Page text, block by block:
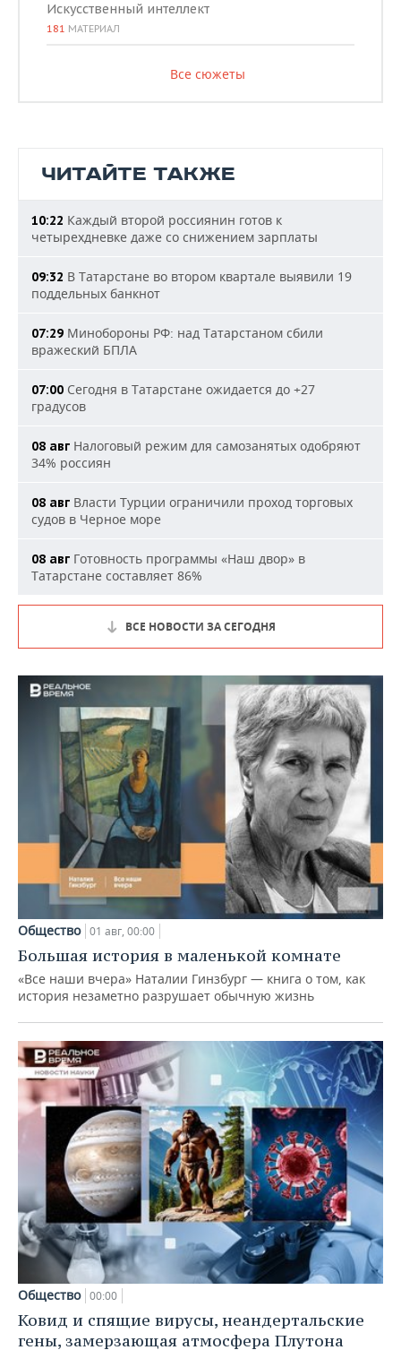
Искусственный интеллект
181 МАТЕРИАЛ
Все сюжеты
ЧИТАЙТЕ ТАКЖЕ
10:22 Каждый второй россиянин готов к
четырехдневке даже со снижением зарплаты
09:32 В Татарстане во втором квартале выявили 19
поддельных банкнот
07:29 Минобороны РФ: над Татарстаном сбили
вражеский БПЛА
07:00 Сегодня в Татарстане ожидается до +27
градусов
08 авг Налоговый режим для самозанятых одобряют
34% россиян
08 авг Власти Турции ограничили проход торговых
судов в Черное море
08 авг Готовность программы «Наш двор» в
Татарстане составляет 86%
ВСЕ НОВОСТИ ЗА СЕГОДНЯ
Общество 01 авг, 00:00
Большая история в маленькой комнате
«Все наши вчера» Наталии Гинзбург — книга о том, как
история незаметно разрушает обычную жизнь
Общество 00:00
Ковид и спящие вирусы, неандертальские
гены, замерзающая атмосфера Плутона